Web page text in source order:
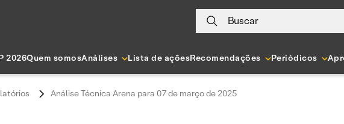
Buscar
2026Quem somosAnálises Lista de açõesRecomendações Periódicos
Análise Técnica Arena para 07 de março de 2025